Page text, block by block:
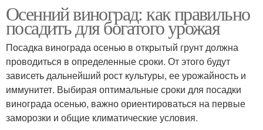
Осенний виноград: как правильно
посадить для богатого урожая
Посадка винограда осенью в открытый грунт должна
проводиться в определенные сроки. От этого будут
зависеть дальнейший рост культуры, ее урожайность и
иммунитет. Выбирая оптимальные сроки для посадки
винограда осенью, важно ориентироваться на первые
заморозки и общие климатические условия.